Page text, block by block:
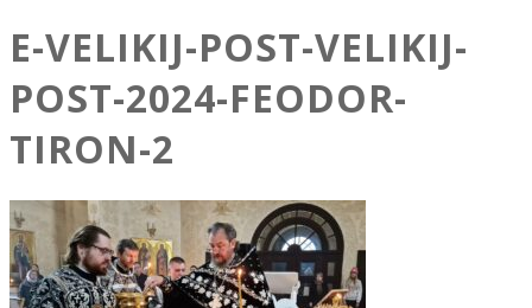
E-VELIKIJ-POST-VELIKIJ-
POST-2024-FEODOR-
TIRON-2